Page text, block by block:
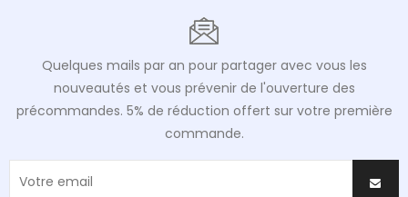
Quelques mails par an pour partager avec vous les
nouveautés et vous prévenir de l'ouverture des
précommandes. 5% de réduction offert sur votre première
commande.